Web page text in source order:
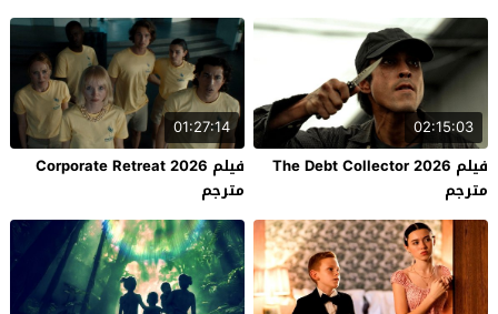
02:15:03
فيلم The Debt Collector 2026
مترجم
01:27:14
فيلم Corporate Retreat 2026
مترجم